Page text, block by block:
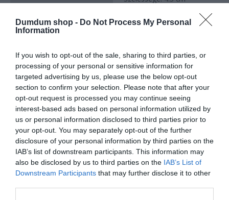
Dumdum shop - Do Not Process My Personal
Information
If you wish to opt-out of the sale, sharing to third parties, or
processing of your personal or sensitive information for
targeted advertising by us, please use the below opt-out
section to confirm your selection. Please note that after your
opt-out request is processed you may continue seeing
interest-based ads based on personal information utilized by
us or personal information disclosed to third parties prior to
your opt-out. You may separately opt-out of the further
disclosure of your personal information by third parties on the
IAB’s list of downstream participants. This information may
also be disclosed by us to third parties on the IAB’s List of
Downstream Participants that may further disclose it to other
ATTILA VÉDŐITALA
NEVES TÜSKE PÁLINKÁS
NEVES TÜSKE PÁLINKÁS